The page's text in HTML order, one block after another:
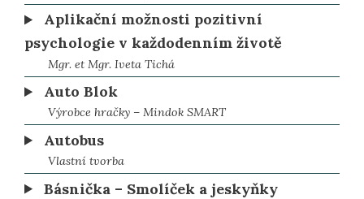
Aplikační možnosti pozitivní
psychologie v každodenním životě
Mgr. et Mgr. Iveta Tichá
Auto Blok
Výrobce hračky – Mindok SMART
Autobus
Vlastní tvorba
Básnička – Smolíček a jeskyňky